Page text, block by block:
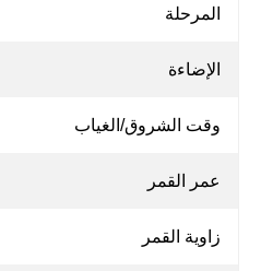
المرحلة
الإضاءة
وقت الشروق/الغياب
عمر القمر
زاوية القمر